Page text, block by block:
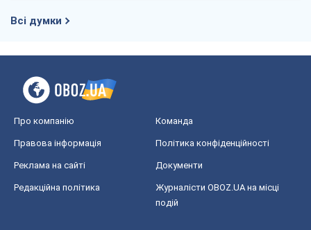
Всі думки
Про компанію Команда
Правова інформація Політика конфіденційності
Реклама на сайті Документи
Редакційна політика
Журналісти OBOZ.UA на місці
подій